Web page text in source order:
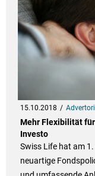
15.10.2018
Mehr Flexibilität
Investo
Swiss Life hat am
neuartige